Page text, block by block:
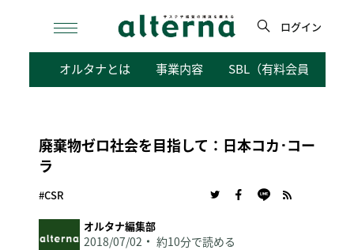
検
ログイン
オルタナとは 事業内容 SBL（有料会員向けサ
廃棄物ゼロ社会を目指して：日本コカ･コー
ラ
#CSR
オルタナ編集部
2018/07/02 約10分で読める